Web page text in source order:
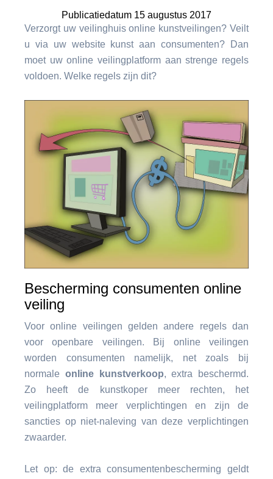
Publicatiedatum 15 augustus 2017
Verzorgt uw veilinghuis online kunstveilingen? Veilt
u via uw website kunst aan consumenten? Dan
moet uw online veilingplatform aan strenge regels
voldoen. Welke regels zijn dit?
Bescherming consumenten online
veiling
Voor online veilingen gelden andere regels dan
voor openbare veilingen. Bij online veilingen
worden consumenten namelijk, net zoals bij
normale online kunstverkoop, extra beschermd.
Zo heeft de kunstkoper meer rechten, het
veilingplatform meer verplichtingen en zijn de
sancties op niet-naleving van deze verplichtingen
zwaarder.
Let op: de extra consumentenbescherming geldt